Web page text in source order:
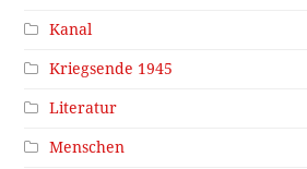
Kanal
Kriegsende 1945
Literatur
Menschen